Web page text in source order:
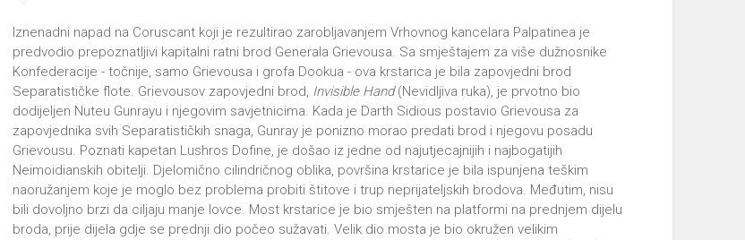
Iznenadni napad na Coruscant koji je rezultirao zarobljavanjem Vrhovnog kancelara Palpatinea je
predvodio prepoznatljivi kapitalni ratni brod Generala Grievousa. Sa smještajem za više dužnosnike
Konfederacije - točnije, samo Grievousa i grofa Dookua - ova krstarica je bila zapovjedni brod
Separatističke flote. Grievousov zapovjedni brod, Invisible Hand(Nevidljiva ruka), je prvotno bio
dodijeljen Nuteu Gunrayu i njegovim savjetnicima. Kada je Darth Sidious postavio Grievousa za
zapovjednika svih Separatističkih snaga, Gunray je ponizno morao predati brod i njegovu posadu
Grievousu. Poznati kapetan Lushros Dofine, je došao iz jedne od najutjecajnijih i najbogatijih
Neimoidianskih obitelji. Djelomično cilindričnog oblika, površina krstarice je bila ispunjena teškim
naoružanjem koje je moglo bez problema probiti štitove i trup neprijateljskih brodova. Međutim, nisu
bili dovoljno brzi da ciljaju manje lovce. Most krstarice je bio smješten na platformi na prednjem dijelu
broda, prije dijela gdje se prednji dio počeo sužavati. Velik dio mosta je bio okružen velikim